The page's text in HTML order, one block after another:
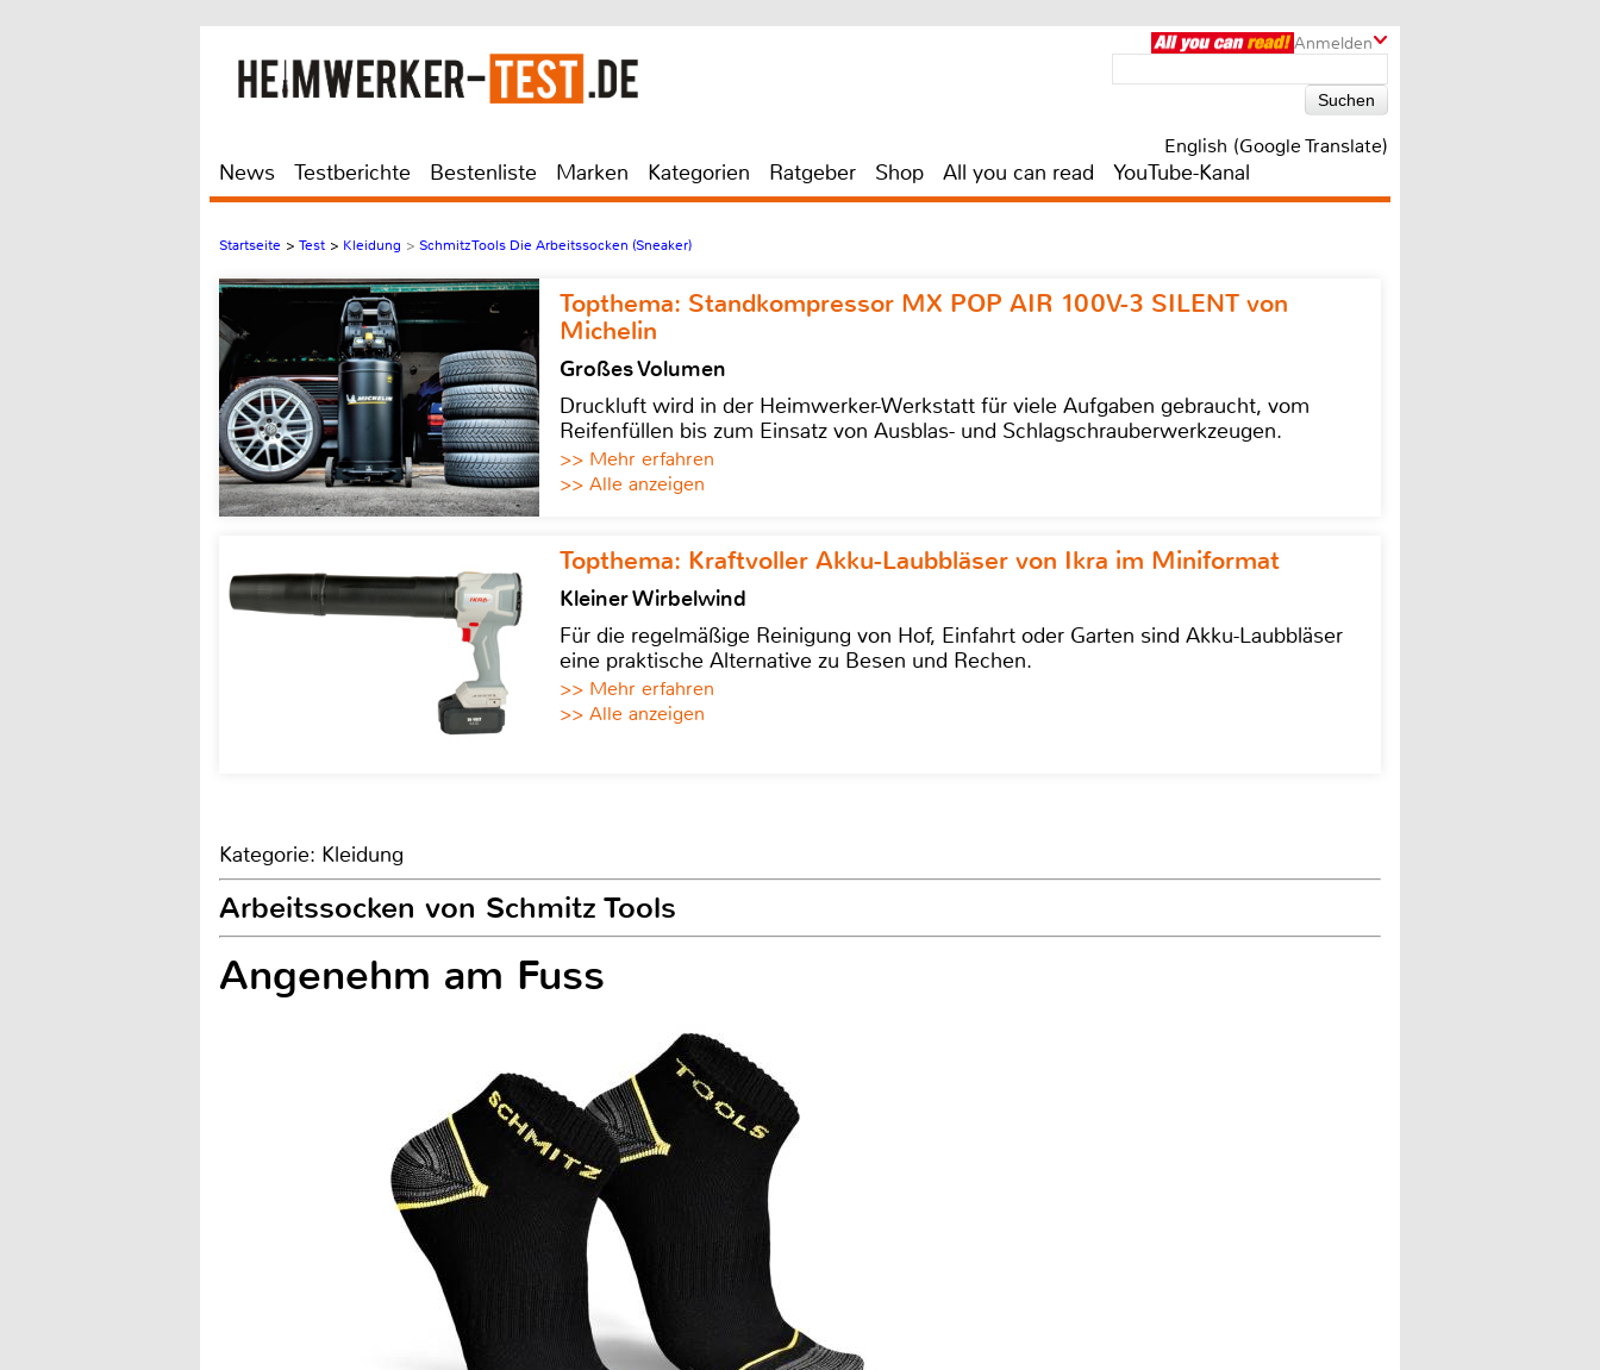
Anmelden
English (Google Translate)
News Testberichte Bestenliste Marken Kategorien Ratgeber Shop All you can read YouTube-Kanal
Startseite > Test > Kleidung > Schmitz Tools Die Arbeitssocken (Sneaker)
Topthema: Standkompressor MX POP AIR 100V-3 SILENT von
Michelin
Großes Volumen
Druckluft wird in der Heimwerker-Werkstatt für viele Aufgaben gebraucht, vom
Reifenfüllen bis zum Einsatz von Ausblas- und Schlagschrauberwerkzeugen.
>> Mehr erfahren
>> Alle anzeigen
Topthema: Kraftvoller Akku-Laubbläser von Ikra im Miniformat
Kleiner Wirbelwind
Für die regelmäßige Reinigung von Hof, Einfahrt oder Garten sind Akku-Laubbläser
eine praktische Alternative zu Besen und Rechen.
>> Mehr erfahren
>> Alle anzeigen
Kategorie: Kleidung
Arbeitssocken von Schmitz Tools
Angenehm am Fuss